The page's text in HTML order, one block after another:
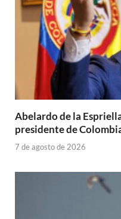
Abelardo de la
presidente de
7 de agosto de 2026